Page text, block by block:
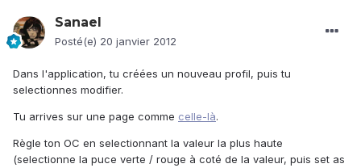
Sanael
Posté(e) 20 janvier 2012
Dans l'application, tu créées un nouveau profil, puis tu
selectionnes modifier.
Tu arrives sur une page comme celle-là.
Règle ton OC en selectionnant la valeur la plus haute
(selectionne la puce verte / rouge à coté de la valeur, puis set as